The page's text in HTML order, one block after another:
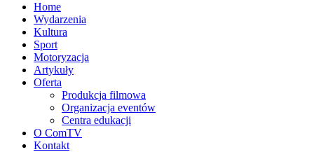
Home
Wydarzenia
Kultura
Sport
Motoryzacja
Artykuły
Oferta
Produkcja filmowa
Organizacja eventów
Centra edukacji
O ComTV
Kontakt